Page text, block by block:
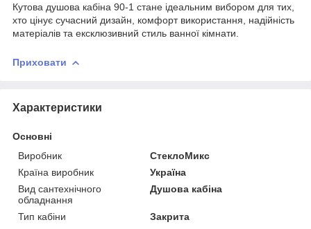
Кутова душова кабіна 90-1 стане ідеальним вибором для тих,
хто цінує сучасний дизайн, комфорт використання, надійність
матеріалів та ексклюзивний стиль ванної кімнати.
Приховати
Характеристики
Основні
Виробник
СтеклоМикс
Країна виробник
Україна
Вид сантехнічного
обладнання
Душова кабіна
Тип кабіни
Закрита